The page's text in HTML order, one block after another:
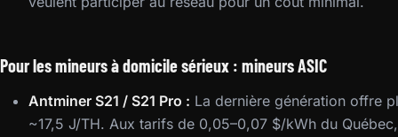
Pour les mineurs à domicile sérieux : mineurs ASIC
Antminer S21 / S21 Pro : La dernière génération offre
~17,5 J/TH. Aux tarifs de 0,05–0,07 $/kWh du